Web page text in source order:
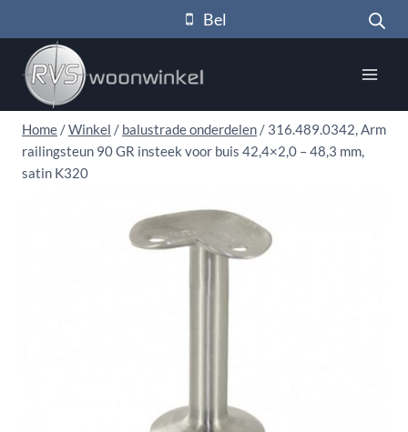
naar
inhoud
Bel
Home /Winkel / balustrade onderdelen / 316.489.0342, Arm
railingsteun 90 GR insteek voor buis 42,4×2,0 – 48,3 mm,
satin K320